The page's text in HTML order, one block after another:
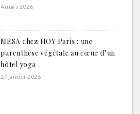
4 mars 2026
MESA chez HOY Paris : une
parenthèse végétale au cœur d’un
hôtel yoga
27 janvier 2026